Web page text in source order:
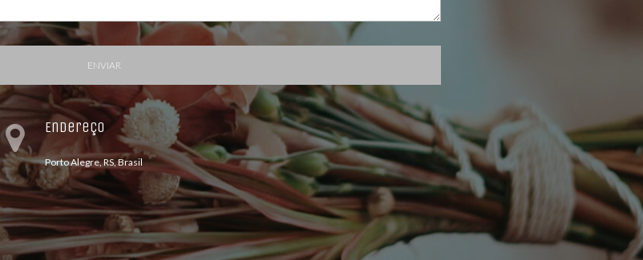
ENVIAR
Endereço
Porto Alegre, RS, Brasil